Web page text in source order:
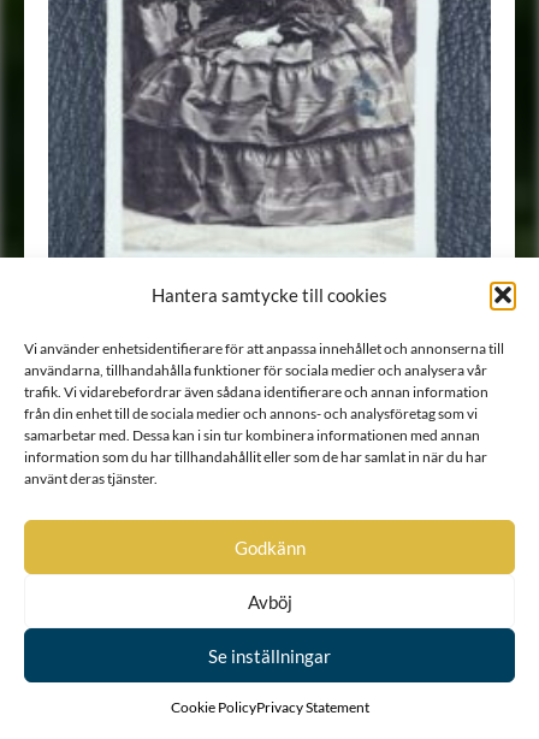
Hantera samtycke till cookies
Vi använder enhetsidentifierare för att anpassa innehållet och annonserna till
användarna, tillhandahålla funktioner för sociala medier och analysera vår
trafik. Vi vidarebefordrar även sådana identifierare och annan information
från din enhet till de sociala medier och annons- och analysföretag som vi
samarbetar med. Dessa kan i sin tur kombinera informationen med annan
information som du har tillhandahållit eller som de har samlat in när du har
använt deras tjänster.
Godkänn
Avböj
Se inställningar
Cookie PolicyPrivacy Statement
Porträtt•Fotografi
1